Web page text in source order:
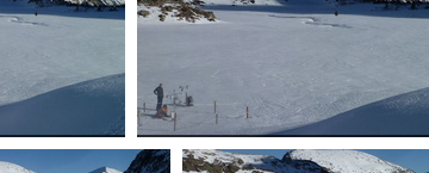
sur le secteur de
Suivi de l'enneigement sur le secteur de